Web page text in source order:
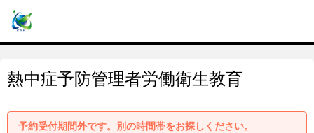
熱中症予防管理者労働衛生教育
予約受付期間外です。別の時間帯をお探しください。